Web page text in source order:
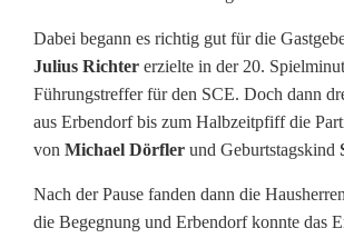
Dabei begann es richtig gut für die
Julius Richter erzielte in der 20.
Führungstreffer für den SCE. Doch dann
aus Erbendorf bis zum Halbzeitpfiff die
von Michael Dörfler und Geburtstagskind
Nach der Pause fanden dann die
die Begegnung und Erbendorf konnte das